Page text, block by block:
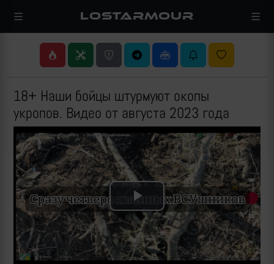
LOSTARMOUR
18+ Наши бойцы штурмуют окопы
укропов. Видео от августа 2023 года
Play
Video